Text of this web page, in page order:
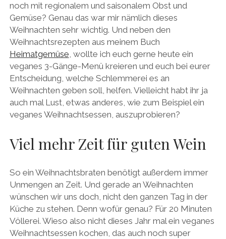
noch mit regionalem und saisonalem Obst und
Gemüse? Genau das war mir nämlich dieses
Weihnachten sehr wichtig. Und neben den
Weihnachtsrezepten aus meinem Buch
Heimatgemüse, wollte ich euch gerne heute ein
veganes 3-Gänge-Menü kreieren und euch bei eurer
Entscheidung, welche Schlemmerei es an
Weihnachten geben soll, helfen. Vielleicht habt ihr ja
auch mal Lust, etwas anderes, wie zum Beispiel ein
veganes Weihnachtsessen, auszuprobieren?
Viel mehr Zeit für guten Wein
So ein Weihnachtsbraten benötigt außerdem immer
Unmengen an Zeit. Und gerade an Weihnachten
wünschen wir uns doch, nicht den ganzen Tag in der
Küche zu stehen. Denn wofür genau? Für 20 Minuten
Völlerei. Wieso also nicht dieses Jahr mal ein veganes
Weihnachtsessen kochen, das auch noch super